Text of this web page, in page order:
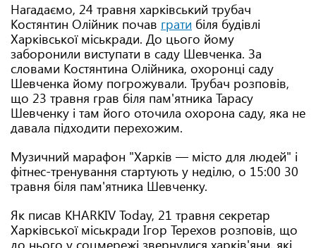
Нагадаємо, 24 травня харківський трубач
Костянтин Олійник почав грати біля будівлі
Харківської міськради. До цього йому
заборонили виступати в саду Шевченка. За
словами Костянтина Олійника, охоронці саду
Шевченка йому погрожували. Трубач розповів,
що 23 травня грав біля пам'ятника Тарасу
Шевченку і там його оточила охорона саду, яка не
давала підходити перехожим.
Музичний марафон "Харків — місто для людей" і
фітнес-тренування стартують у неділю, о 15:00 30
травня біля пам'ятника Шевченку.
Як писав KHARKIV Today, 21 травня секретар
Харківської міськради Ігор Терехов розповів, що
до нього у соцмережі звернулися харків'яни, які